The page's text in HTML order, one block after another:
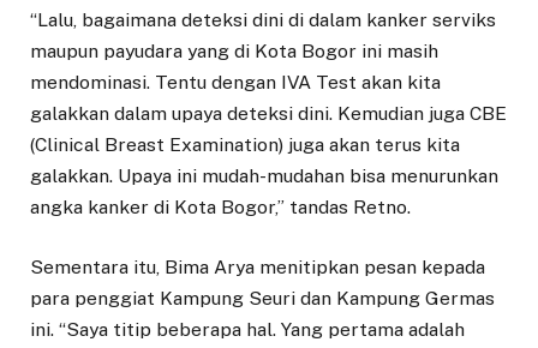
“Lalu, bagaimana deteksi dini di dalam kanker serviks
maupun payudara yang di Kota Bogor ini masih
mendominasi. Tentu dengan IVA Test akan kita
galakkan dalam upaya deteksi dini. Kemudian juga CBE
(Clinical Breast Examination) juga akan terus kita
galakkan. Upaya ini mudah-mudahan bisa menurunkan
angka kanker di Kota Bogor,” tandas Retno.
Sementara itu, Bima Arya menitipkan pesan kepada
para penggiat Kampung Seuri dan Kampung Germas
ini. “Saya titip beberapa hal. Yang pertama adalah